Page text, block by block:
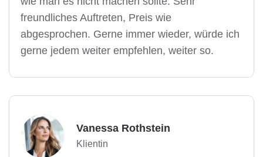
freundliches Auftreten, Preis wie
abgesprochen. Gerne immer wieder, würde ich
gerne jedem weiter empfehlen, weiter so.
Vanessa Rothstein
Klientin